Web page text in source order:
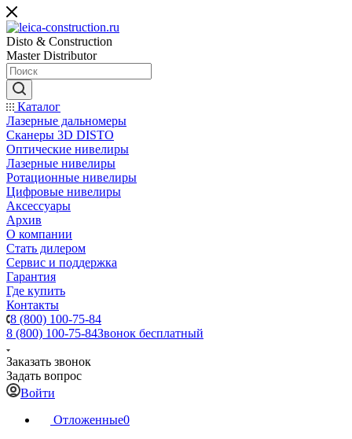
Disto & Construction
Master Distributor
Каталог
Лазерные дальномеры
Сканеры 3D DISTO
Оптические нивелиры
Лазерные нивелиры
Ротационные нивелиры
Цифровые нивелиры
Аксессуары
Архив
О компании
Стать дилером
Сервис и поддержка
Гарантия
Где купить
Контакты
8 (800) 100-75-84
8 (800) 100-75-84Звонок бесплатный
Заказать звонок
Задать вопрос
Войти
Отложенные0